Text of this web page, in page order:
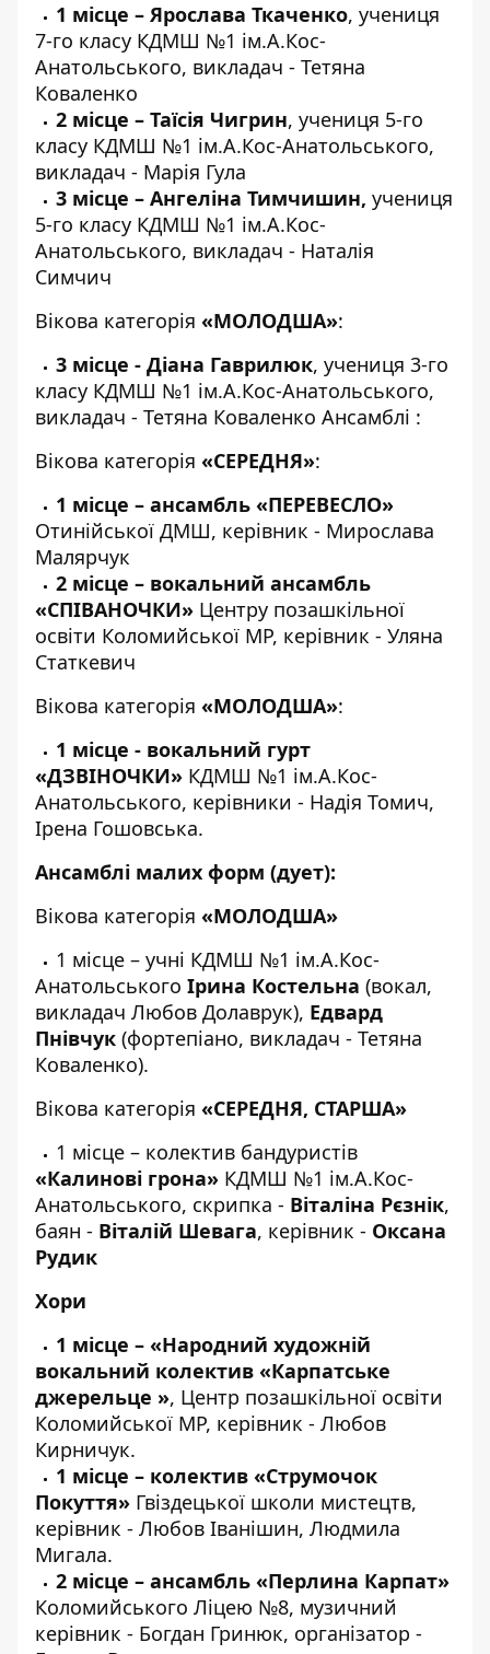
1 місце – Ярослава Ткаченко, учениця
7-го класу КДМШ №1 ім.А.Кос-
Анатольського, викладач - Тетяна
Коваленко
2 місце – Таїсія Чигрин, учениця 5-го
класу КДМШ №1 ім.А.Кос-Анатольського,
викладач - Марія Гула
3 місце – Ангеліна Тимчишин, учениця
5-го класу КДМШ №1 ім.А.Кос-
Анатольського, викладач - Наталія
Симчич
Вікова категорія «МОЛОДША»:
3 місце - Діана Гаврилюк, учениця 3-го
класу КДМШ №1 ім.А.Кос-Анатольського,
викладач - Тетяна Коваленко Ансамблі :
Вікова категорія «СЕРЕДНЯ»:
1 місце – ансамбль «ПЕРЕВЕСЛО»
Отинійської ДМШ, керівник - Мирослава
Малярчук
2 місце – вокальний ансамбль
«СПІВАНОЧКИ» Центру позашкільної
освіти Коломийської МР, керівник - Уляна
Статкевич
Вікова категорія «МОЛОДША»:
1 місце - вокальний гурт
«ДЗВІНОЧКИ» КДМШ №1 ім.А.Кос-
Анатольського, керівники - Надія Томич,
Ірена Гошовська.
Ансамблі малих форм (дует):
Вікова категорія «МОЛОДША»
1 місце – учні КДМШ №1 ім.А.Кос-
Анатольського Ірина Костельна (вокал,
викладач Любов Долаврук), Едвард
Пнівчук (фортепіано, викладач - Тетяна
Коваленко).
Вікова категорія «СЕРЕДНЯ, СТАРША»
1 місце – колектив бандуристів
«Калинові грона» КДМШ №1 ім.А.Кос-
Анатольського, скрипка - Віталіна Рєзнік,
баян - Віталій Шевага, керівник - Оксана
Рудик
Хори
1 місце – «Народний художній
вокальний колектив «Карпатське
джерельце », Центр позашкільної освіти
Коломийської МР, керівник - Любов
Кирничук.
1 місце – колектив «Струмочок
Покуття» Гвіздецької школи мистецтв,
керівник - Любов Іванішин, Людмила
Мигала.
2 місце – ансамбль «Перлина Карпат»
Коломийського Ліцею №8, музичний
керівник - Богдан Гринюк, організатор -